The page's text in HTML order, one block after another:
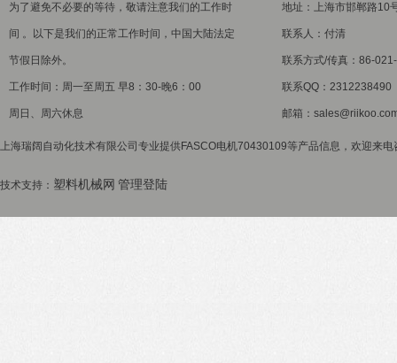
为了避免不必要的等待，敬请注意我们的工作时
间 。以下是我们的正常工作时间，中国大陆法定
节假日除外。
工作时间：周一至周五 早8：30-晚6：00
周日、周六休息
地址：上海市邯郸路10
联系人：付清
联系方式/传真：86-
联系QQ：2312238490
邮箱：
上海瑞阔自动化技术有限公司专业提供FASCO电机70430109等产品信息，欢迎来
技术支持： 塑料机械网 管理登陆